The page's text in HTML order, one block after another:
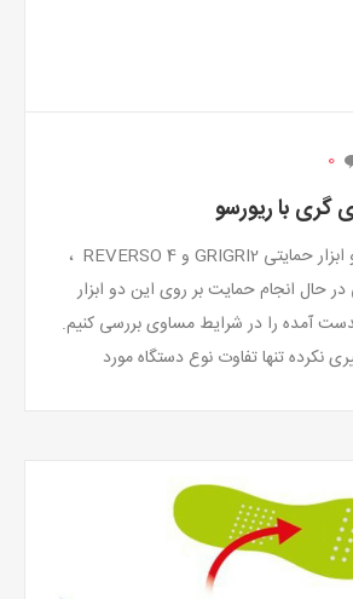
0
گری با ریورسو
به منظور مقایسه دو ابزار حمایتی GRIGRI2 و REVERSO 4 ،
حال انجام حمایت بر روی این دو ابزار
آمده را در شرایط مساوی بررسی کنیم.
نکرده تنها تفاوت نوع دستگاه مورد